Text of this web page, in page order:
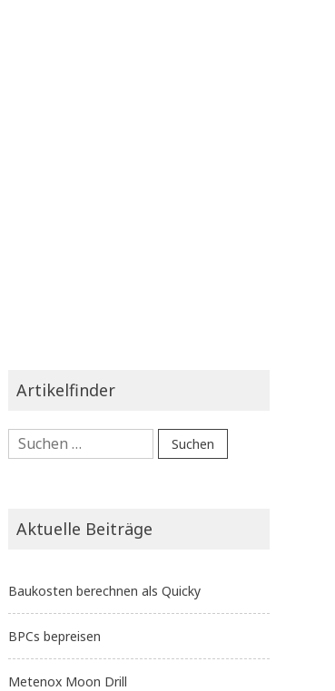
Artikelfinder
Suchen
nach:
Aktuelle Beiträge
Baukosten berechnen als Quicky
BPCs bepreisen
Metenox Moon Drill